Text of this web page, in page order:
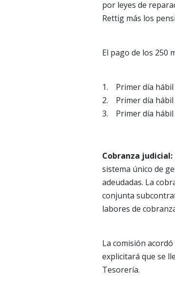
por leyes de
Rettig más los
El pago de los 250
1. Primer día hábil
2. Primer día hábil
3. Primer día hábil
Cobranza judicial:
sistema único de
adeudadas. La
conjunta
labores de
La comisión
explicitará que se
Tesorería.